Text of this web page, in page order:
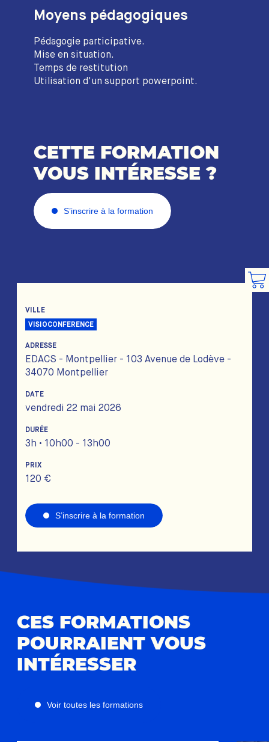
Moyens pédagogiques
Pédagogie participative.
Mise en situation.
Temps de restitution
Utilisation d'un support powerpoint.
CETTE FORMATION
VOUS INTÉRESSE ?
S’inscrire à la formation
VILLE
VISIOCONFERENCE
ADRESSE
EDACS - Montpellier - 103 Avenue de Lodève -
34070 Montpellier
DATE
vendredi 22 mai 2026
DURÉE
3h • 10h00 - 13h00
PRIX
120 €
S’inscrire à la formation
CES FORMATIONS
POURRAIENT VOUS
INTÉRESSER
Voir toutes les formations